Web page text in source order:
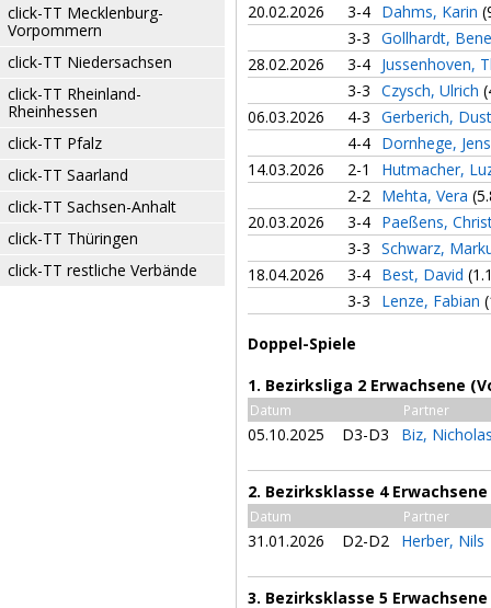
click-TT Mecklenburg-
Vorpommern
click-TT Niedersachsen
click-TT Rheinland-
Rheinhessen
click-TT Pfalz
click-TT Saarland
click-TT Sachsen-Anhalt
click-TT Thüringen
click-TT restliche Verbände
20.02.2026
3-4 Dahms, Karin
3-3 Gollhardt,
28.02.2026
3-4 Jussenhoven,
3-3 Czysch, Ulrich
06.03.2026
4-3 Gerberich,
4-4 Dornhege,
14.03.2026
2-1
Hutmacher,
2-2 Mehta, Vera
20.03.2026
3-4 Paeßens,
3-3 Schwarz,
18.04.2026
3-4 Best, David
3-3
Lenze, Fabian
Doppel-Spiele
1. Bezirksliga 2 Erwachsene
Datum Partner
05.10.2025 D3-D3 Biz,
2. Bezirksklasse 4
Datum Partner
31.01.2026 D2-D2 Herber, Nils
3. Bezirksklasse 5